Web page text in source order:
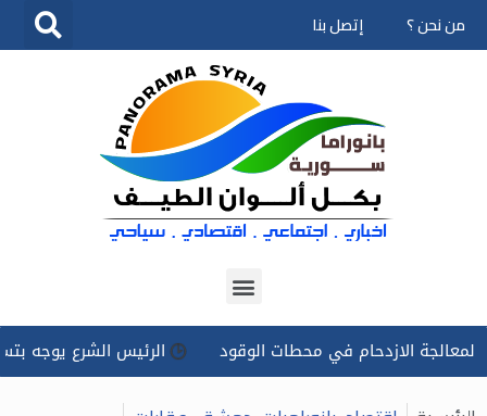
تخطى
من نحن ؟ إتصل بنا
الازدحام في محطات الوقود الرئيس الشرع يوجه بتسخير كل